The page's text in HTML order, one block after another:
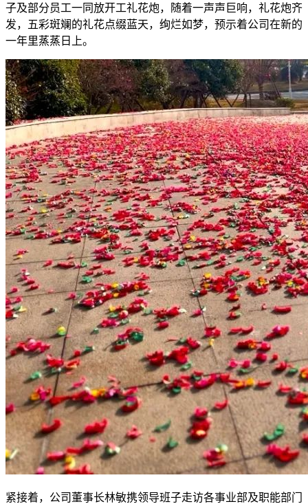
子及部分员工一同放开工礼花炮，随着一声声巨响，礼花炮齐
发，五彩斑斓的礼花点缀蓝天，绚烂如梦，预示着公司在新的
一年里蒸蒸日上。
紧接着，公司董事长林敏携领导班子走访各事业部及职能部门